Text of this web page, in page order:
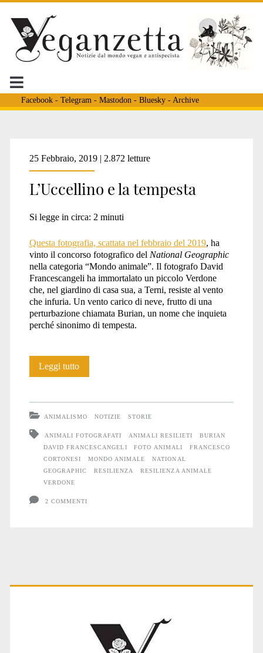
Facebook- Telegram - Mastodon - Bluesky- Archive
Tag:
<span>animali
resilieti</span>
25 Febbraio, 2019 | 2.872 letture
L’Uccellino e la tempesta
Si legge in circa: 2 minuti
Questa fotografia, scattata nel febbraio del 2019, ha
vinto il concorso fotografico del National Geographic
nella categoria “Mondo animale”. Il fotografo David
Francescangeli ha immortalato un piccolo Verdone
che, nel giardino di casa sua, a Terni, resiste al vento
che infuria. Un vento carico di neve, frutto di una
perturbazione chiamata Burian, un nome che inquieta
perché sinonimo di tempesta.
Leggi tuttoL’Uccellino
ANIMALISMO NOTIZIE STORIE
ANIMALI FOTOGRAFATI ANIMALI RESILIETI
BURIAN
DAVID FRANCESCANGELI
FOTO ANIMALI
FRANCESCO
CORTONESI
MONDO ANIMALE
NATIONAL
GEOGRAPHIC
RESILIENZA
RESILIENZA ANIMALE
VERDONE
2 COMMENTI
Primary